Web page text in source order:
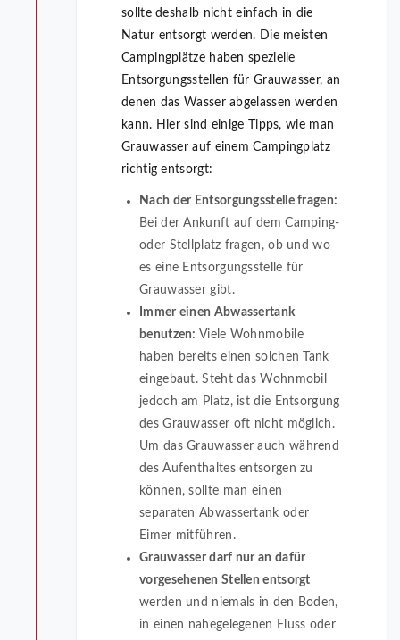
sollte deshalb nicht einfach in die
Natur entsorgt werden. Die meisten
Campingplätze haben spezielle
Entsorgungsstellen für Grauwasser, an
denen das Wasser abgelassen werden
kann. Hier sind einige Tipps, wie man
Grauwasser auf einem Campingplatz
richtig entsorgt:
Nach der Entsorgungsstelle fragen:
Bei der Ankunft auf dem Camping-
oder Stellplatz fragen, ob und wo
es eine Entsorgungsstelle für
Grauwasser gibt.
Immer einen Abwassertank
benutzen: Viele Wohnmobile
haben bereits einen solchen Tank
eingebaut. Steht das Wohnmobil
jedoch am Platz, ist die Entsorgung
des Grauwasser oft nicht möglich.
Um das Grauwasser auch während
des Aufenthaltes entsorgen zu
können, sollte man einen
separaten Abwassertank oder
Eimer mitführen.
Grauwasser darf nur an dafür
vorgesehenen Stellen entsorgt
werden und niemals in den Boden,
in einen nahegelegenen Fluss oder